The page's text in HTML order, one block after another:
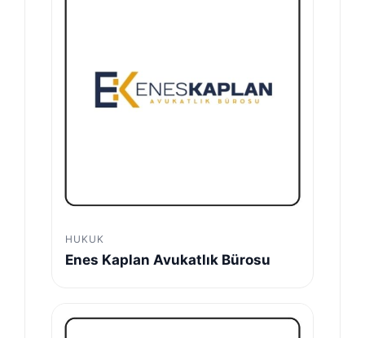
HUKUK
Enes Kaplan Avukatlık Bürosu